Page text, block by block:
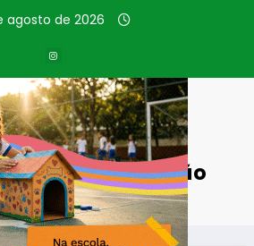
agosto de 2026
de Educção
Secretaria de Educção